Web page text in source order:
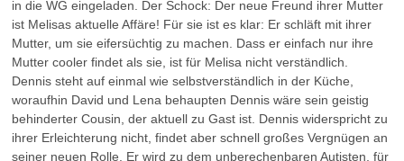
in die WG eingeladen. Der Schock: Der neue Freund ihrer Mutter
ist Melisas aktuelle Affäre! Für sie ist es klar: Er schläft mit ihrer
Mutter, um sie eifersüchtig zu machen. Dass er einfach nur ihre
Mutter cooler findet als sie, ist für Melisa nicht verständlich.
Dennis steht auf einmal wie selbstverständlich in der Küche,
woraufhin David und Lena behaupten Dennis wäre sein geistig
behinderter Cousin, der aktuell zu Gast ist. Dennis widerspricht zu
ihrer Erleichterung nicht, findet aber schnell großes Vergnügen an
seiner neuen Rolle. Er wird zu dem unberechenbaren Autisten, für